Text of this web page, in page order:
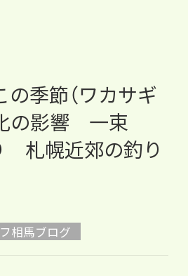
季節（ワカサギ
の影響 一束
札幌近郊の釣り
相馬ブログ